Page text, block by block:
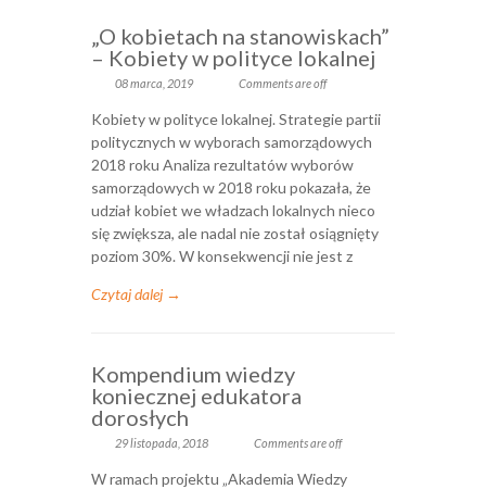
„O kobietach na stanowiskach”
– Kobiety w polityce lokalnej
08 marca, 2019 Comments are off
Kobiety w polityce lokalnej. Strategie partii
politycznych w wyborach samorządowych
2018 roku Analiza rezultatów wyborów
samorządowych w 2018 roku pokazała, że
udział kobiet we władzach lokalnych nieco
się zwiększa, ale nadal nie został osiągnięty
poziom 30%. W konsekwencji nie jest z
Czytaj dalej →
Kompendium wiedzy
koniecznej edukatora
dorosłych
29 listopada, 2018 Comments are off
W ramach projektu „Akademia Wiedzy